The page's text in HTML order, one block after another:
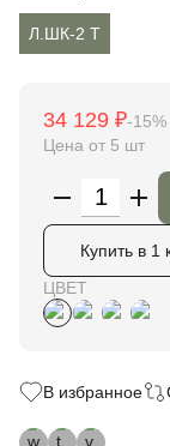
Л.ШК-2 Т
34 129 ₽-15%
Цена от 5 шт
Купить в 1
ЦВЕТ
В избранное